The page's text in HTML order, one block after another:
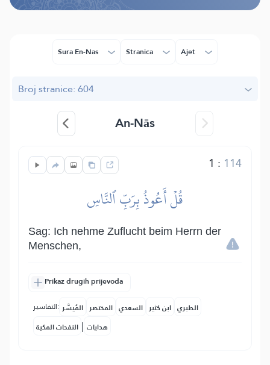
Sura En-Nas Stranica Ajet
Broj stranice: 604
An-Nās
1 : 114
قُلۡ أَعُوذُ بِرَبِّ ٱلنَّاسِ
Sag: Ich nehme Zuflucht beim Herrn der
Menschen,
Prikaz drugih prijevoda
التفاسير: المُيسَّر المختصر السعدي ابن كثير الطبري
النفحات المكية | هدايات